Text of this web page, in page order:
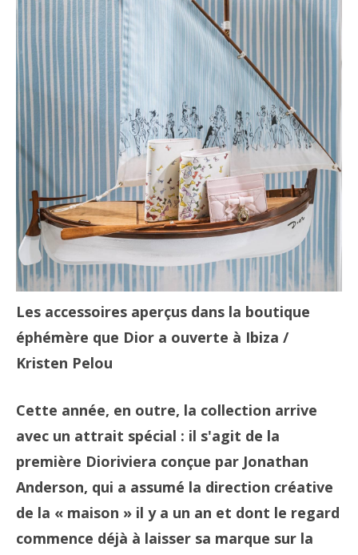
Les accessoires aperçus dans la boutique
éphémère que Dior a ouverte à Ibiza /
Kristen Pelou
Cette année, en outre, la collection arrive
avec un attrait spécial : il s'agit de la
première Dioriviera conçue par Jonathan
Anderson, qui a assumé la direction créative
de la « maison » il y a un an et dont le regard
commence déjà à laisser sa marque sur la